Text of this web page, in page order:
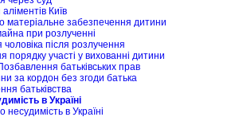
Київ
матеріальне забезпечення дитини
при розлученні
після розлучення
порядку участі у вихованні дитини
батьківських прав
за кордон без згоди батька
батьківства
в Україні
несудимість в Україні